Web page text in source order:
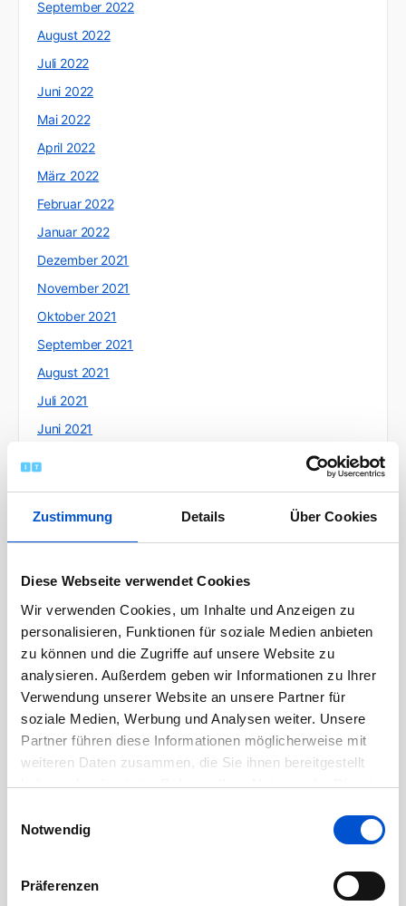
Zustimmung Details Über Cookies
Diese Webseite verwendet Cookies
Wir verwenden Cookies, um Inhalte und Anzeigen zu
personalisieren, Funktionen für soziale Medien anbieten
zu können und die Zugriffe auf unsere Website zu
analysieren. Außerdem geben wir Informationen zu Ihrer
Verwendung unserer Website an unsere Partner für
soziale Medien, Werbung und Analysen weiter. Unsere
Partner führen diese Informationen möglicherweise mit
weiteren Daten zusammen, die Sie ihnen bereitgestellt
haben oder die sie im Rahmen Ihrer Nutzung der Dienste
Notwendig
Präferenzen
September 2022
August 2022
Juli 2022
Juni 2022
Mai 2022
April 2022
März 2022
Februar 2022
Januar 2022
Dezember 2021
November 2021
Oktober 2021
September 2021
August 2021
Juli 2021
Juni 2021
März 2021
Februar 2021
November 2020
Oktober 2020
September 2020
August 2020
Juli 2020
Juni 2020
April 2020
Februar 2020